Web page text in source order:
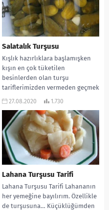
Salatalık Turşusu
Kışlık hazırlıklara başlamışken
kışın en çok tüketilen
besinlerden olan turşu
tariflerimizden vermeden geçmek
istemedim. Bu gün gerçekten
27.08.2020 1.730
Lahana Turşusu Tarifi
Lahana Turşusu Tarifi Lahananın
her yemeğine bayılırım. Özellikle
de turşusuna… Küçüklüğümden